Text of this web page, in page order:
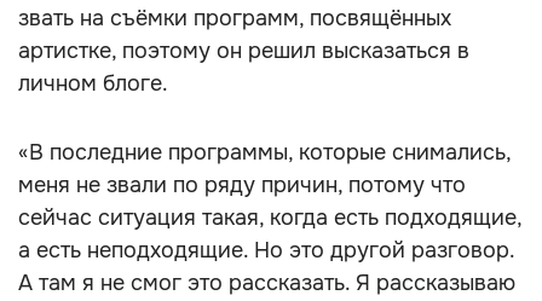
звать на съёмки программ, посвящённых
артистке, поэтому он решил высказаться в
личном блоге.
«В последние программы, которые снимались,
меня не звали по ряду причин, потому что
сейчас ситуация такая, когда есть подходящие,
а есть неподходящие. Но это другой разговор.
А там я не смог это рассказать. Я рассказываю